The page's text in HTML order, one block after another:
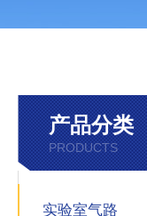
产品分类
PRODUCTS
实验室气路